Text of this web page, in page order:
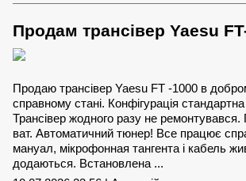
Продам трансівер Yaesu
Продаю трансівер Yaesu FT -1000 в
справному стані. Конфігурація
Трансівер жодного разу не ремонтувався.
ват. Автоматичний тюнер! Все працює
мануал, мікрофонная тангента і кабель
додаються. Встановлена ...